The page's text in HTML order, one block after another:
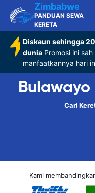
Zimbabwe
PANDUAN SEWA
KERETA
Diskaun sehingga
dunia Promosi ini
manfaatkannya hari
Cari
Kami